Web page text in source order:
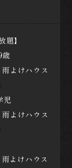
題】
歳
よけハウス
児
よけハウス
よけハウス